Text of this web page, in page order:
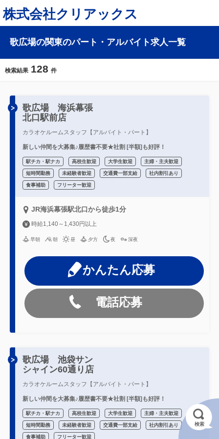
株式会社クリアックス
歌広場の関東のパート・アルバイト求人一覧
検索結果 128 件
歌広場 海浜幕張
北口駅前店
カラオケルームスタッフ【アルバイト・パート】
新しい仲間を大募集♪履歴書不要★社割 [半額]も好評！
駅チカ・駅ナカ 高校生歓迎 大学生歓迎 主婦・主夫歓迎
短時間勤務 未経験者歓迎 交通費一部支給 社内割引あり
食事補助 フリーター歓迎
JR海浜幕張駅北口から徒歩1分
時給1,140～1,430円以上
早朝 朝 昼 夕方 夜 深夜
かんたん応募
電話応募
歌広場 池袋サン
シャイン60通り店
カラオケルームスタッフ【アルバイト・パート】
新しい仲間を大募集♪履歴書不要★社割 [半額]も好評！
駅チカ・駅ナカ 高校生歓迎 大学生歓迎 主婦・主夫歓迎
短時間勤務 未経験者歓迎 交通費一部支給 社内割引あり
食事補助 フリーター歓迎
検索